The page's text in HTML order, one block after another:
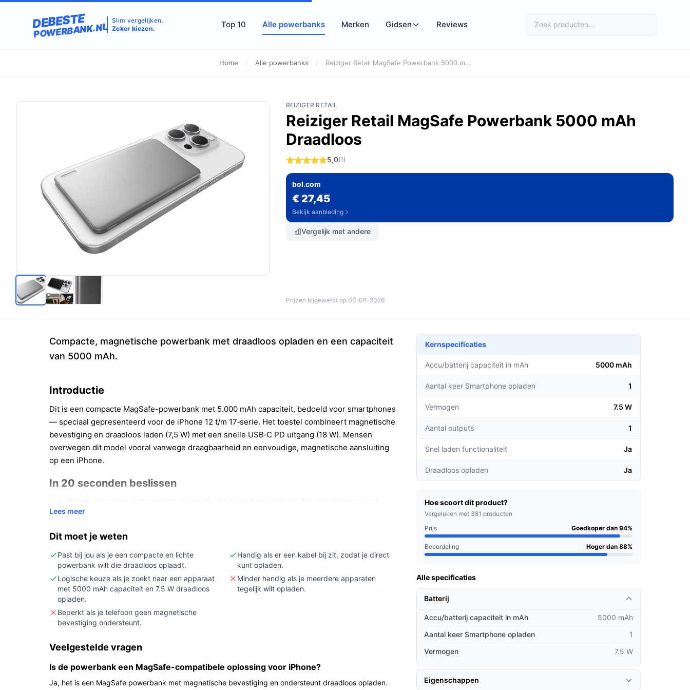
DEBESTE
POWERBANK.NL
Slim vergelijken.
Zeker kiezen.
Top 10 Alle powerbanks Merken Gidsen Reviews
Home / Alle powerbanks / Reiziger Retail MagSafe Powerbank 5000 m...
REIZIGER RETAIL
Reiziger Retail MagSafe Powerbank 5000 mAh
Draadloos
5,0(1)
bol.com
€ 27,45
Bekijk aanbieding
Vergelijk met andere
Prijzen bijgewerkt op 06-08-2026
Compacte, magnetische powerbank met draadloos opladen en een capaciteit
van 5000 mAh.
Introductie
Dit is een compacte MagSafe-powerbank met 5.000 mAh capaciteit, bedoeld voor smartphones
— speciaal gepresenteerd voor de iPhone 12 t/m 17‑serie. Het toestel combineert magnetische
bevestiging en draadloos laden (7,5 W) met een snelle USB‑C PD uitgang (18 W). Mensen
overwegen dit model vooral vanwege draagbaarheid en eenvoudige, magnetische aansluiting
op een iPhone.
In 20 seconden beslissen
Kopen als:
je een lichtgewicht, magnetische powerbank wilt die één smartphone snel
onderweg kan bijladen en je waarde hecht aan draadloos opladen voor je iPhone.
tegelijk wilt voeden (dit model heeft één output en ~5.000 mAh capaciteit).
Belangrijkste check:controleer of jouw toestel tot de iPhone 12–17 serie behoort en of
de meegeleverde kabel het juiste type en lengte heeft voor jouw situatie.
Wat je in de praktijk merkt
In dagelijks gebruik neem je deze powerbank makkelijk mee in een jaszak of kleine tas. Dankzij
de magnetische bevestiging kun je je iPhone direct op de achterkant laten klikken en draadloos
bekabeld snel laden met een kabel. Omdat de accu 5.000 mAh is en de maker aangeeft dat dit
onderweg, niet voor langdurig of intensief gebruik als enige stroombron.
Lees meer
Dit moet je weten
Past bij jou als je een compacte en lichte
powerbank wilt die draadloos oplaadt.
Handig als er een kabel bij zit, zodat je direct
kunt opladen.
Logische keuze als je zoekt naar een apparaat
met 5000 mAh capaciteit en 7.5 W draadloos
opladen.
Minder handig als je meerdere apparaten
tegelijk wilt opladen.
Beperkt als je telefoon geen magnetische
bevestiging ondersteunt.
Veelgestelde vragen
Is de powerbank een MagSafe-compatibele oplossing voor iPhone?
Ja, het is een MagSafe powerbank met magnetische bevestiging en ondersteunt draadloos opladen.
Kernspecificaties
Accu/batterij capaciteit in mAh 5000 mAh
Aantal keer Smartphone opladen 1
Vermogen 7.5 W
Aantal outputs 1
Snel laden functionaliteit Ja
Draadloos opladen Ja
Hoe scoort dit product?
Vergeleken met 381 producten
Prijs
Goedkoper dan 94%
Beoordeling Hoger dan 88%
Alle specificaties
Batterij
Accu/batterij capaciteit in mAh
5000 mAh
Aantal keer Smartphone opladen
1
Vermogen
7.5 W
Eigenschappen